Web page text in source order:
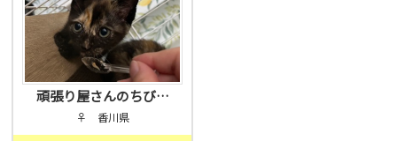
頑張り屋さんのちび…
♀ 香川県